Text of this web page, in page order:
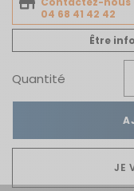
04 68 41 42 42
Être
Quantité
JE